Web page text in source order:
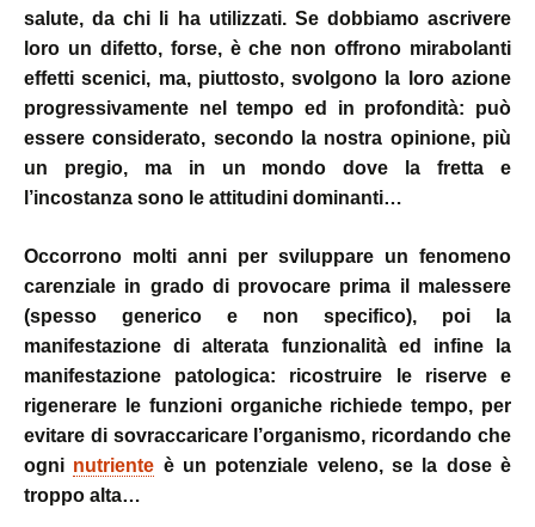
salute, da chi li ha utilizzati. Se dobbiamo ascrivere
loro un difetto, forse, è che non offrono mirabolanti
effetti scenici, ma, piuttosto, svolgono la loro azione
progressivamente nel tempo ed in profondità: può
essere considerato, secondo la nostra opinione, più
un pregio, ma in un mondo dove la fretta e
l’incostanza sono le attitudini dominanti…
Occorrono molti anni per sviluppare un fenomeno
carenziale in grado di provocare prima il malessere
(spesso generico e non specifico), poi la
manifestazione di alterata funzionalità ed infine la
manifestazione patologica: ricostruire le riserve e
rigenerare le funzioni organiche richiede tempo, per
evitare di sovraccaricare l’organismo, ricordando che
ogni nutriente è un potenziale veleno, se la dose è
troppo alta…